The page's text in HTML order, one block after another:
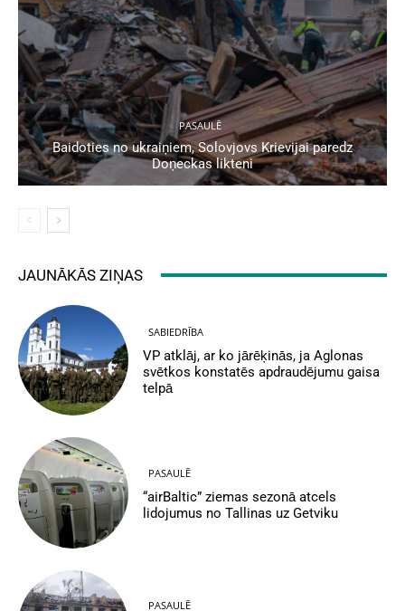
PASAULĒ
Baidoties no ukraiņiem, Solovjovs Krievijai paredz
Doņeckas likteni
JAUNĀKĀS ZIŅAS
SABIEDRĪBA
VP atklāj, ar ko jārēķinās, ja Aglonas
svētkos konstatēs apdraudējumu gaisa
telpā
PASAULĒ
“airBaltic” ziemas sezonā atcels
lidojumus no Tallinas uz Getviku
PASAULĒ